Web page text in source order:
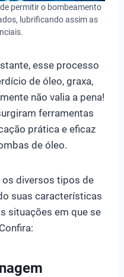
permitir o bombeamento
lubrificando assim as
esse processo
de óleo, graxa,
não valia a pena!
ferramentas
prática e eficaz
de óleo.
os diversos tipos de
suas características
situações em que se